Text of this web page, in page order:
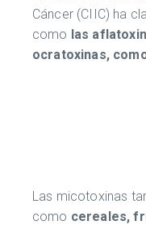
Cáncer (CIIC) ha
como las
ocratoxinas,
Las micotoxinas
como cereales,